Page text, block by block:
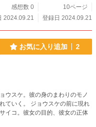
感想数 0
10ページ
2024.09.21
登録日 2024.09.21
お気に入り追加 2
ウスケ。彼の身のまわりのモノ
スケの前に現れ
イコ。彼女の目的、彼女の正体